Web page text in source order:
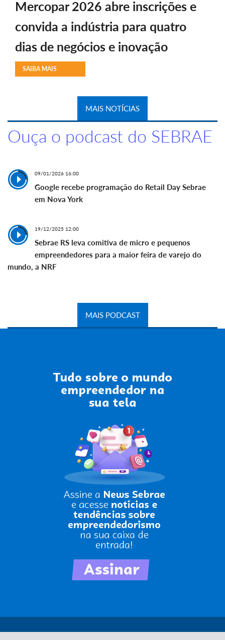
Mercopar 2026 abre inscrições e
convida a indústria para quatro
dias de negócios e inovação
SAIBA MAIS
MAIS NOTÍCIAS
Ouça o podcast do SEBRAE
09/01/2026 16:00
Google recebe programação do Retail Day Sebrae
em Nova York
19/12/2025 12:00
Sebrae RS leva comitiva de micro e pequenos
empreendedores para a maior feira de varejo do
mundo, a NRF
MAIS PODCAST